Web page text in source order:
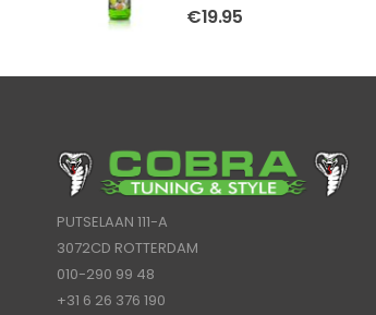
out of 5
€19.95
PUTSELAAN 111-A
3072CD ROTTERDAM
010-290 99 48
+31 6 26 376 190